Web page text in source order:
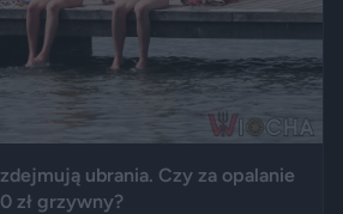
ubrania. Czy za opalanie
zł grzywny?